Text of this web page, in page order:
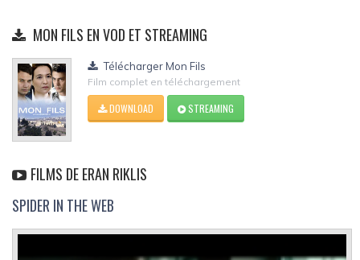
MON FILS EN VOD ET STREAMING
Télécharger Mon Fils
Film complet en téléchargement
DOWNLOAD STREAMING
FILMS DE ERAN RIKLIS
SPIDER IN THE WEB